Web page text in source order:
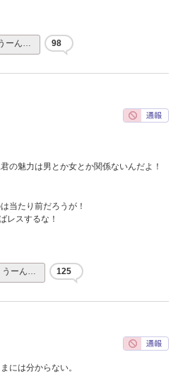
ーん… 98
の魅力は男とか女とか関係ないんだよ！
当たり前だろうが！
レスするな！
うーん… 125
には分からない。